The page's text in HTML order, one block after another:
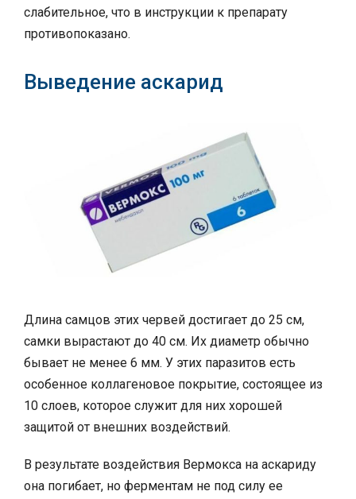
слабительное, что в инструкции к препарату
противопоказано.
Выведение аскарид
Длина самцов этих червей достигает до 25 см,
самки вырастают до 40 см. Их диаметр обычно
бывает не менее 6 мм. У этих паразитов есть
особенное коллагеновое покрытие, состоящее из
10 слоев, которое служит для них хорошей
защитой от внешних воздействий.
В результате воздействия Вермокса на аскариду
она погибает, но ферментам не под силу ее